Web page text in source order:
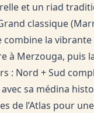
et un riad
classique
combine la
à Merzouga, puis
: Nord + Sud
avec sa médina
de l’Atlas pour